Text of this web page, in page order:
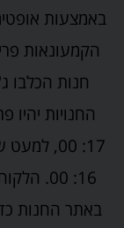
באמצעות
הקמעונאות
חנות הכלבו
16: 00.
באתר החנות